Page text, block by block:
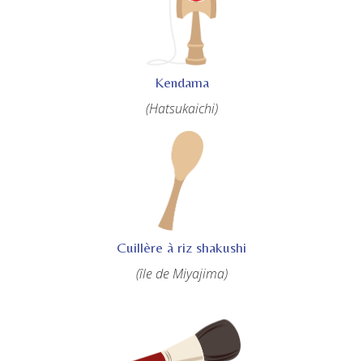
Kendama
(Hatsukaichi)
Cuillère à riz shakushi
(île de Miyajima)